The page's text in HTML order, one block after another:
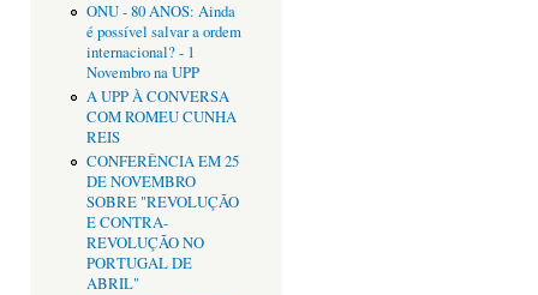
ONU - 80 ANOS: Ainda
é possível salvar a ordem
internacional? - 1
Novembro na UPP
A UPP À CONVERSA
COM ROMEU CUNHA
REIS
CONFERÊNCIA EM 25
DE NOVEMBRO
SOBRE "REVOLUÇÃO
E CONTRA-
REVOLUÇÃO NO
PORTUGAL DE
ABRIL"